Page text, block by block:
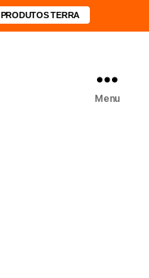
PRODUTOS TERRA
Menu